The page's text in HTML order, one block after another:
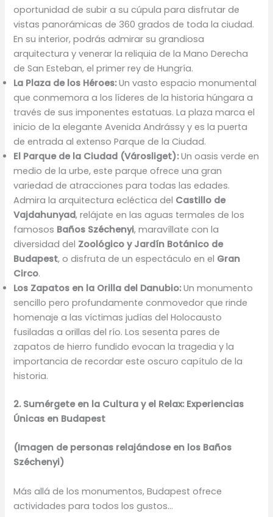
oportunidad de subir a su cúpula para disfrutar de
vistas panorámicas de 360 grados de toda la ciudad.
En su interior, podrás admirar su grandiosa
arquitectura y venerar la reliquia de la Mano Derecha
de San Esteban, el primer rey de Hungría.
La Plaza de los Héroes:Un vasto espacio monumental
que conmemora a los líderes de la historia húngara a
través de sus imponentes estatuas. La plaza marca el
inicio de la elegante Avenida Andrássy y es la puerta
de entrada al extenso Parque de la Ciudad.
El Parque de la Ciudad (Városliget):Un oasis verde en
medio de la urbe, este parque ofrece una gran
variedad de atracciones para todas las edades.
Admira la arquitectura ecléctica del Castillo de
Vajdahunyad, relájate en las aguas termales de los
famosos Baños Széchenyi, maravíllate con la
diversidad del Zoológico y Jardín Botánico de
Budapest, o disfruta de un espectáculo en el Gran
Circo.
Los Zapatos en la Orilla del Danubio:Un monumento
sencillo pero profundamente conmovedor que rinde
homenaje a las víctimas judías del Holocausto
fusiladas a orillas del río. Los sesenta pares de
zapatos de hierro fundido evocan la tragedia y la
importancia de recordar este oscuro capítulo de la
historia.
2. Sumérgete en la Cultura y el Relax: Experiencias
Únicas en Budapest
(Imagen de personas relajándose en los Baños
Széchenyi)
Más allá de los monumentos, Budapest ofrece
actividades para todos los gustos…